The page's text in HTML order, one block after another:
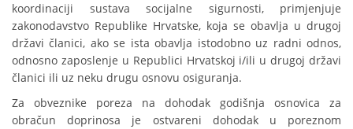
koordinaciji sustava socijalne sigurnosti, primjenjuje
zakonodavstvo Republike Hrvatske, koja se obavlja u drugoj
državi članici, ako se ista obavlja istodobno uz radni odnos,
odnosno zaposlenje u Republici Hrvatskoj i/ili u drugoj državi
članici ili uz neku drugu osnovu osiguranja.
Za obveznike poreza na dohodak godišnja osnovica za
obračun doprinosa je ostvareni dohodak u poreznom